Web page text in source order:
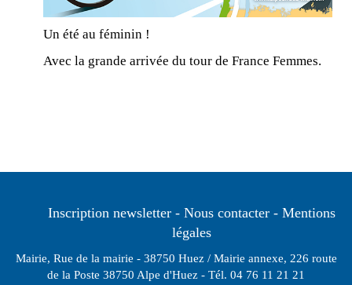
Un été au féminin !
Avec la grande arrivée du tour de France Femmes.
Inscription newsletter Nous contacter
Mentions
légales
Mairie, Rue de la mairie - 38750 Huez / Mairie annexe, 226 route
de la Poste 38750 Alpe d'Huez - Tél. 04 76 11 21 21